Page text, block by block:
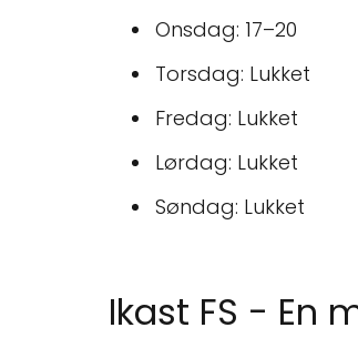
Onsdag: 17–20
Torsdag: Lukket
Fredag: Lukket
Lørdag: Lukket
Søndag: Lukket
Ikast FS - En